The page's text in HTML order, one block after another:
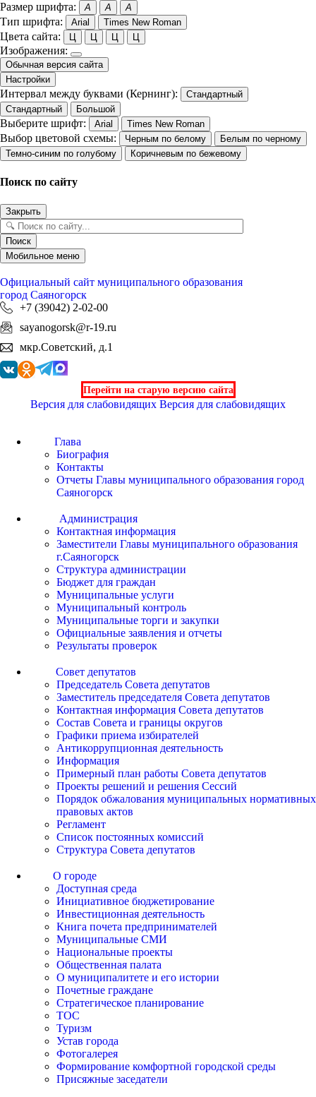
Размер шрифта: A A A
Тип шрифта: Arial Times New Roman
Цвета сайта: Ц Ц Ц Ц
Изображения:
Обычная версия сайта
Настройки
Интервал между буквами (Кернинг):
Стандартный
Стандартный
Большой
Выберите шрифт: Arial Times New Roman
Выбор цветовой схемы: Черным по белому
Белым по черному
Темно-синим по голубому
Коричневым по бежевому
Поиск по сайту
Закрыть
Поиск
Мобильное меню
Официальный сайт муниципального образования
город Саяногорск
+7 (39042) 2-02-00
sayanogorsk@r-19.ru
мкр.Советский, д.1
Перейти на старую версию сайта
Версия для слабовидящих Версия для слабовидящих
Глава
Биография
Контакты
Отчеты Главы муниципального образования город
Саяногорск
Администрация
Контактная информация
Заместители Главы муниципального образования
г.Саяногорск
Структура администрации
Бюджет для граждан
Муниципальные услуги
Муниципальный контроль
Муниципальные торги и закупки
Официальные заявления и отчеты
Результаты проверок
Совет депутатов
Председатель Совета депутатов
Заместитель председателя Совета депутатов
Контактная информация Совета депутатов
Состав Совета и границы округов
Графики приема избирателей
Антикоррупционная деятельность
Информация
Примерный план работы Совета депутатов
Проекты решений и решения Сессий
Порядок обжалования муниципальных нормативных
правовых актов
Регламент
Список постоянных комиссий
Структура Совета депутатов
О городе
Доступная среда
Инициативное бюджетирование
Инвестиционная деятельность
Книга почета предпринимателей
Муниципальные СМИ
Национальные проекты
Общественная палата
О муниципалитете и его истории
Почетные граждане
Стратегическое планирование
ТОС
Туризм
Устав города
Фотогалерея
Формирование комфортной городской среды
Присяжные заседатели